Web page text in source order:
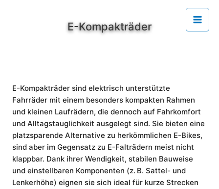
E-Kompakträder
E-Kompakträder sind elektrisch unterstützte
Fahrräder mit einem besonders kompakten Rahmen
und kleinen Laufrädern, die dennoch auf Fahrkomfort
und Alltagstauglichkeit ausgelegt sind. Sie bieten eine
platzsparende Alternative zu herkömmlichen E-Bikes,
sind aber im Gegensatz zu E-Falträdern meist nicht
klappbar. Dank ihrer Wendigkeit, stabilen Bauweise
und einstellbaren Komponenten (z. B. Sattel- und
Lenkerhöhe) eignen sie sich ideal für kurze Strecken